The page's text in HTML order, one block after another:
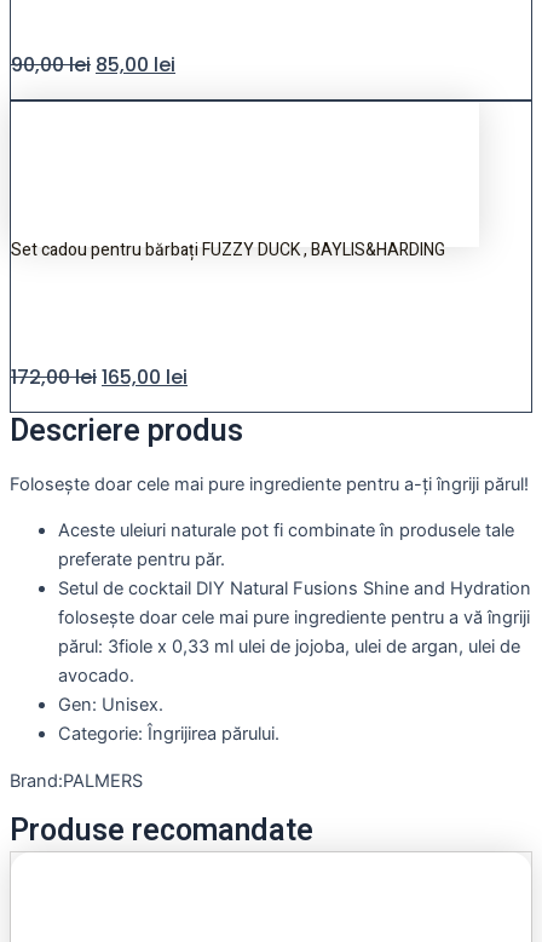
90,00lei 85,00 lei
Set cadou pentru bărbați FUZZY DUCK , BAYLIS&HARDING
172,00lei165,00 lei
Descriere produs
Folosește doar cele mai pure ingrediente pentru a-ți îngriji părul!
Aceste uleiuri naturale pot fi combinate în produsele tale
preferate pentru păr.
Setul de cocktail DIY Natural Fusions Shine and Hydration
folosește doar cele mai pure ingrediente pentru a vă îngriji
părul: 3fiole x 0,33 ml ulei de jojoba, ulei de argan, ulei de
avocado.
Gen: Unisex.
Categorie: Îngrijirea părului.
Brand:PALMERS
Produse recomandate